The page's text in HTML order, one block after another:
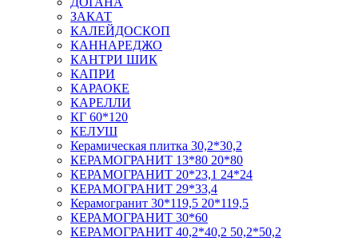
ЗАКАТ
КАЛЕЙДОСКОП
КАННАРЕДЖО
КАНТРИ ШИК
КАПРИ
КАРАОКЕ
КАРЕЛЛИ
КГ 60*120
КЕЛУШ
Керамическая плитка 30,2*30,2
КЕРАМОГРАНИТ 13*80 20*80
КЕРАМОГРАНИТ 20*23,1 24*24
КЕРАМОГРАНИТ 29*33,4
Керамогранит 30*119,5 20*119,5
КЕРАМОГРАНИТ 30*60
КЕРАМОГРАНИТ 40,2*40,2 50,2*50,2